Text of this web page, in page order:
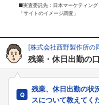
■実査委託先：日本マーケティン
「サイトのイメージ調査」
[株式会社西野製作所の
残業・休日出勤の
残業、休日出勤の状
スについて教えてく